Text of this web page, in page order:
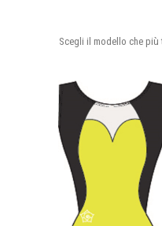
Scegli il modello che